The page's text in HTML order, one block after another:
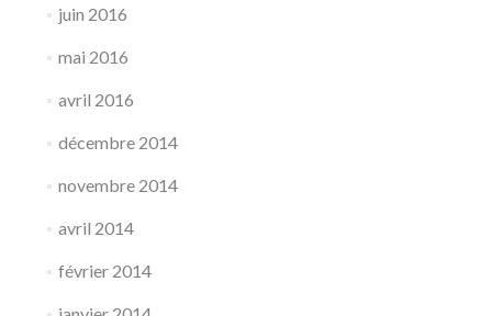
juin 2016
mai 2016
avril 2016
décembre 2014
novembre 2014
avril 2014
février 2014